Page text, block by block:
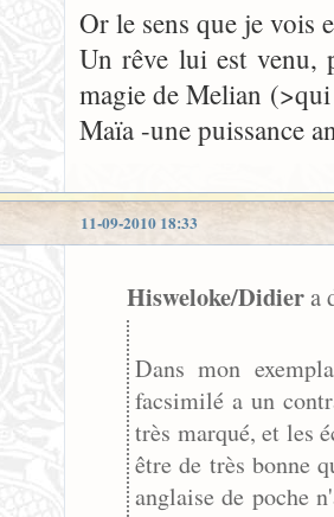
Or le sens que je vois
Un rêve lui est venu,
magie de Melian (>qui
Maïa -une puissance
11-09-2010 18:33
Hisweloke/Didiera
Dans mon
facsimilé a un
très marqué, et les
être de très bonne
anglaise de poche